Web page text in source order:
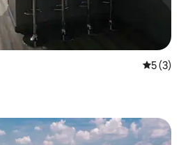
從 3 則評
5 (3)